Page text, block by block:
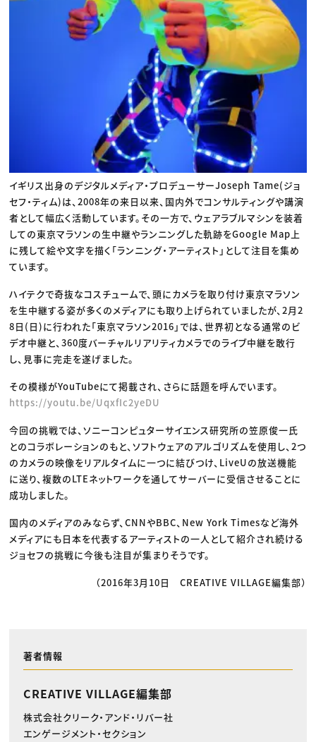
イギリス出身のデジタルメディア・プロデューサーJoseph Tame(ジョ
セフ・ティム)は、2008年の来日以来、国内外でコンサルティングや講演
者として幅広く活動しています。その一方で、ウェアラブルマシンを装着
しての東京マラソンの生中継やランニングした軌跡をGoogle Map上
に残して絵や文字を描く「ランニング・アーティスト」として注目を集め
ています。
ハイテクで奇抜なコスチュームで、頭にカメラを取り付け東京マラソン
を生中継する姿が多くのメディアにも取り上げられていましたが、2月2
8日(日)に行われた「東京マラソン2016」では、世界初となる通常のビ
デオ中継と、360度バーチャルリアリティカメラでのライブ中継を敢行
し、見事に完走を遂げました。
その模様がYouTubeにて掲載され、さらに話題を呼んでいます。
https://youtu.be/UqxfIc2yeDU
今回の挑戦では、ソニーコンピュターサイエンス研究所の笠原俊一氏
とのコラボレーションのもと、ソフトウェアのアルゴリズムを使用し、2つ
のカメラの映像をリアルタイムに一つに結びつけ、LiveUの放送機能
に送り、複数のLTEネットワークを通してサーバーに受信させることに
成功しました。
国内のメディアのみならず、CNNやBBC、New York Timesなど海外
メディアにも日本を代表するアーティストの一人として紹介され続ける
ジョセフの挑戦に今後も注目が集まりそうです。
（2016年3月10日 CREATIVE VILLAGE編集部）
著者情報
CREATIVE VILLAGE編集部
株式会社クリーク・アンド・リバー社
エンゲージメント・セクション